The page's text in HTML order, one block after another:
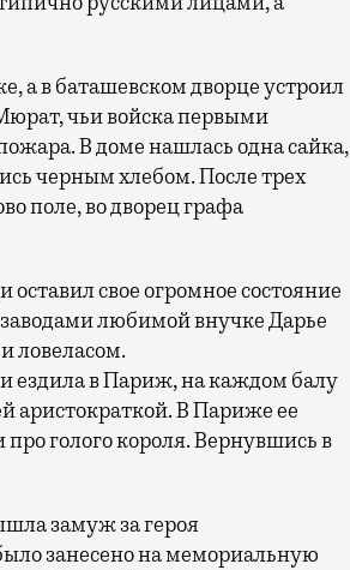
а в баташевском дворце устроил
чьи войска первыми
В доме нашлась одна сайка,
черным хлебом. После трех
поле, во дворец графа
свое огромное состояние
любимой внучке Дарье
ловеласом.
ездила в Париж, на каждом балу
аристократкой. В Париже ее
голого короля. Вернувшись в
замуж за героя
занесено на мемориальную